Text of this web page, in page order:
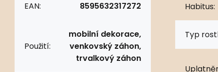
EAN: 8595632317272
Použití:
mobilní dekorace,
venkovský záhon,
trvalkový záhon
Habitus:
Typ